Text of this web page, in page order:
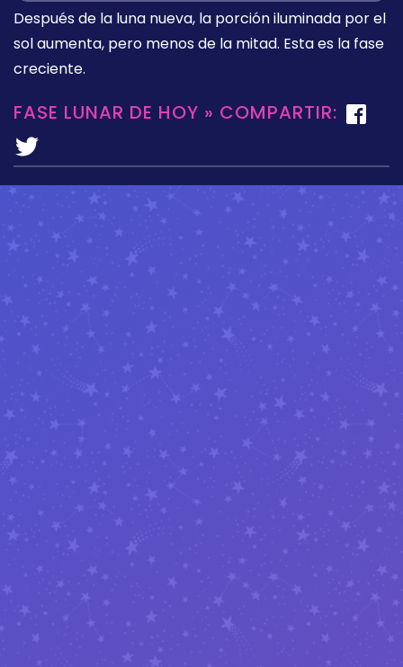
Después de la luna nueva, la porción iluminada por el
sol aumenta, pero menos de la mitad. Esta es la fase
creciente.
FASE LUNAR DE HOY » COMPARTIR: